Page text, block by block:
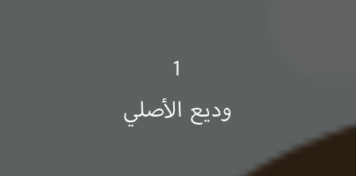
1
وديع الأصلي